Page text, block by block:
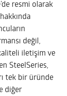
resmi olarak
değil,
iletişim ve
SteelSeries,
tek bir üründe
diğer